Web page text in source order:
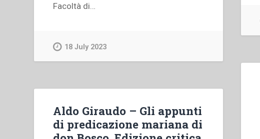
Facoltà di…
18 July 2023
Aldo Giraudo – Gli appunti
di predicazione mariana di